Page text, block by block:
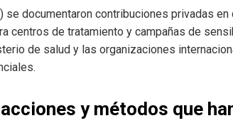
) se documentaron contribuciones privadas
centros de tratamiento y campañas de
de salud y las organizaciones
y métodos que